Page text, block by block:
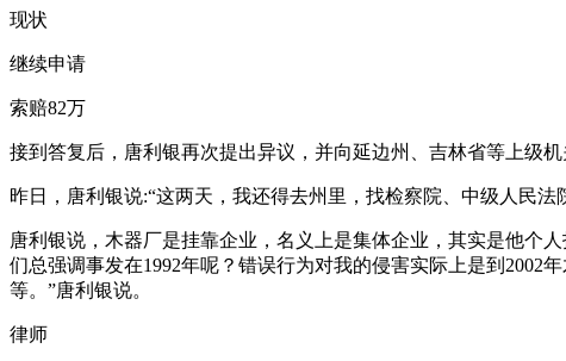
现状
继续申请
索赔82万
接到答复后，唐利银再次提出异议，并向延边州、吉林省等上级
昨日，唐利银说:“这两天，我还得去州里，找检察院、中级人民
唐利银说，木器厂是挂靠企业，名义上是集体企业，其实是他个
们总强调事发在1992年呢？错误行为对我的侵害实际上是到2002
等。”唐利银说。
律师